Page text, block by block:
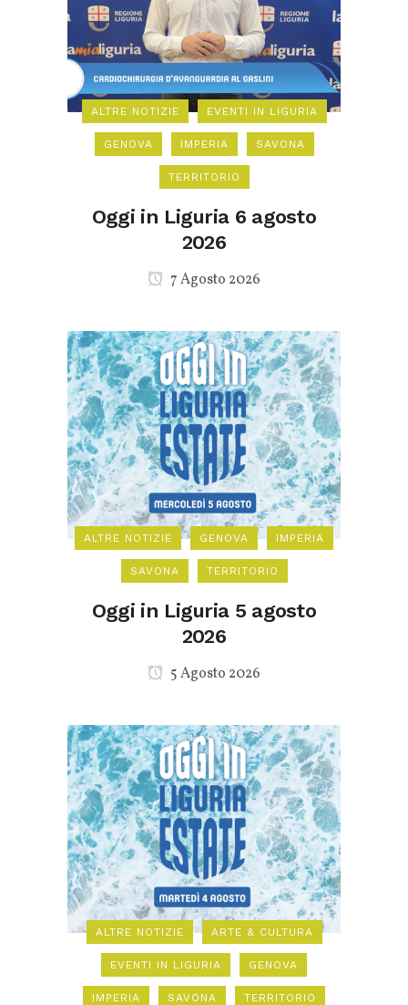
ALTRE NOTIZIE EVENTI IN LIGURIA
GENOVA IMPERIA SAVONA
TERRITORIO
Oggi in Liguria 6 agosto
2026
7 Agosto 2026
ALTRE NOTIZIE GENOVA IMPERIA
SAVONA TERRITORIO
Oggi in Liguria 5 agosto
2026
5 Agosto 2026
ALTRE NOTIZIE ARTE & CULTURA
EVENTI IN LIGURIA GENOVA
IMPERIA SAVONA TERRITORIO